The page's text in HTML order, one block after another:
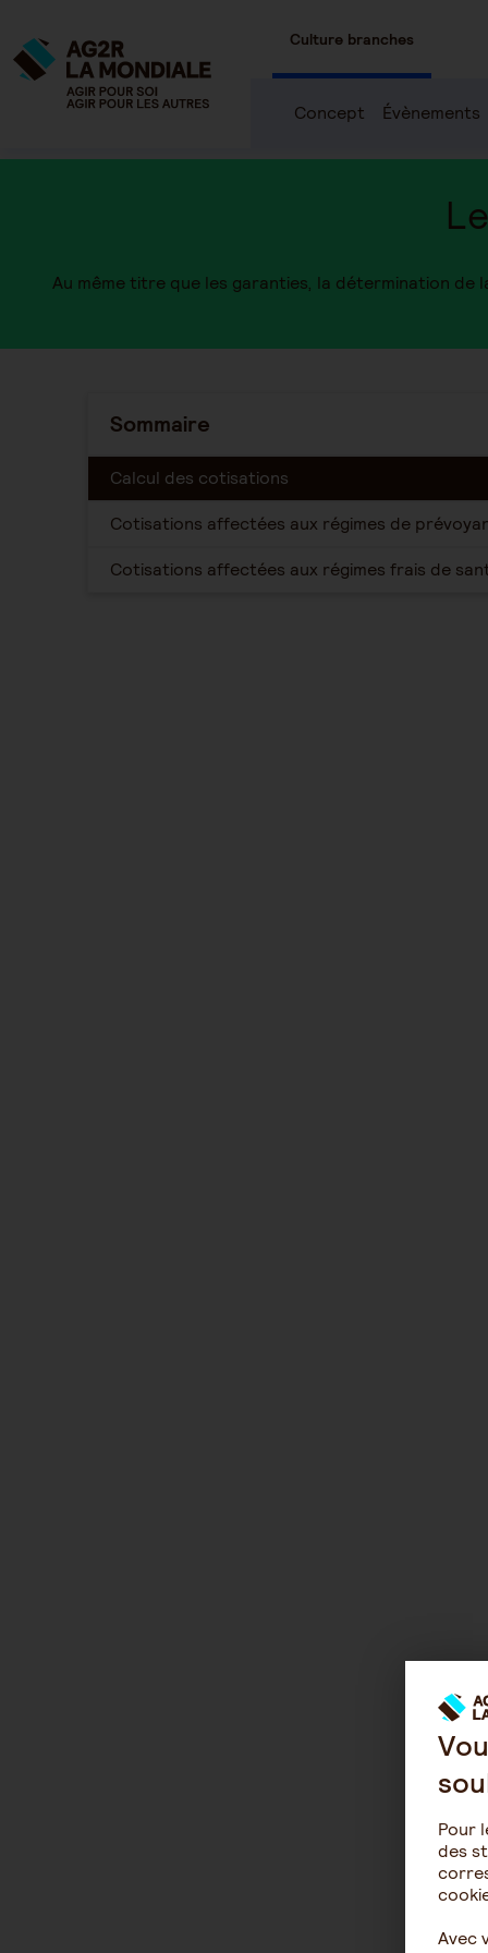
Culture branches
Concept Évènements
Au même titre que les garanties, la détermination de
Sommaire
Calcul des cotisations
Cotisations affectées aux régimes de
Cotisations affectées aux régimes frais de
Pour
des
Avec